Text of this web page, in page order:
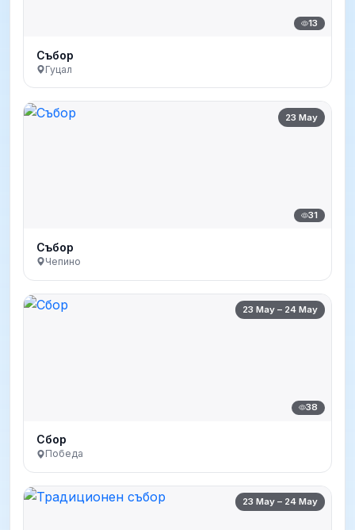
13
Събор
Гуцал
23 May
31
Събор
Чепино
23 May – 24 May
38
Сбор
Победа
23 May – 24 May